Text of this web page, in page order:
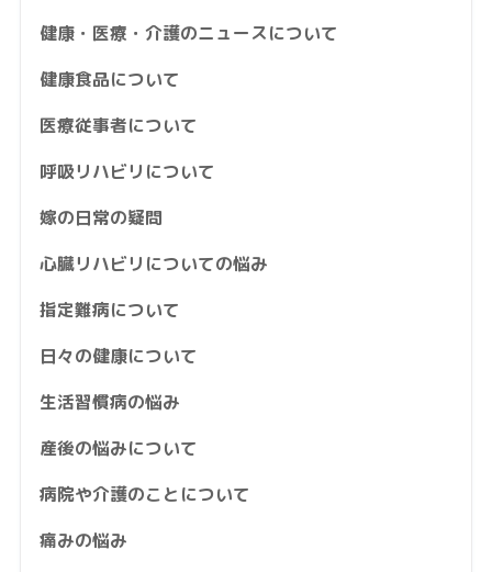
健康・医療・介護のニュースについて
健康食品について
医療従事者について
呼吸リハビリについて
嫁の日常の疑問
心臓リハビリについての悩み
指定難病について
日々の健康について
生活習慣病の悩み
産後の悩みについて
病院や介護のことについて
痛みの悩み